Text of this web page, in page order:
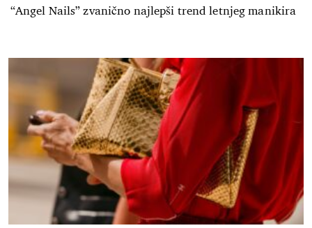
“Angel Nails” zvanično najlepši trend letnjeg manikira